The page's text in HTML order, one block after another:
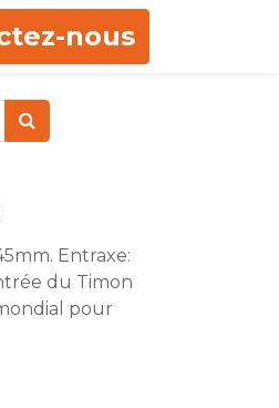
nous
Entraxe:
du Timon
pour